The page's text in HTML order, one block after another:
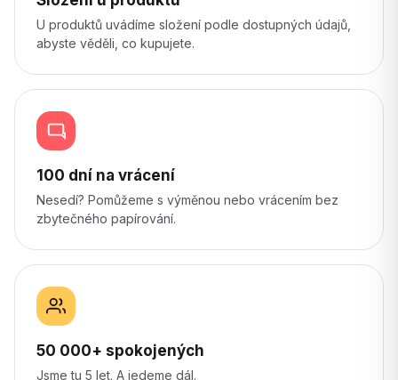
U produktů uvádíme složení podle dostupných údajů,
abyste věděli, co kupujete.
100 dní na vrácení
Nesedí? Pomůžeme s výměnou nebo vrácením bez
zbytečného papírování.
50 000+ spokojených
Jsme tu 5 let. A jedeme dál.